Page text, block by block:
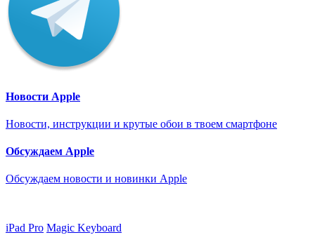
Новости Apple
Новости, инструкции и крутые обои в твоем смартфоне
Обсуждаем Apple
Обсуждаем новости и новинки Apple
iPad Pro Magic Keyboard